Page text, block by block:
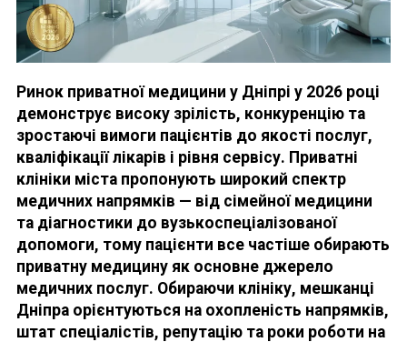
Ринок приватної медицини у Дніпрі у 2026 році
демонструє високу зрілість, конкуренцію та
зростаючі вимоги пацієнтів до якості послуг,
кваліфікації лікарів і рівня сервісу. Приватні
клініки міста пропонують широкий спектр
медичних напрямків — від сімейної медицини
та діагностики до вузькоспеціалізованої
допомоги, тому пацієнти все частіше обирають
приватну медицину як основне джерело
медичних послуг. Обираючи клініку, мешканці
Дніпра орієнтуються на охопленість напрямків,
штат спеціалістів, репутацію та роки роботи на